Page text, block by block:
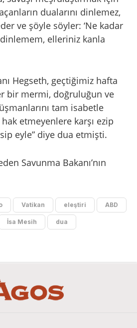
dualarını dinlemez,
ve şöyle söyler: ‘Ne kadar
elleriniz kanla
Hegseth, geçtiğimiz hafta
bir mermi, doğruluğun ve
tam isabetle
etmeyenlere karşı ezip
eyle” diye dua etmişti.
Savunma Bakanı’nın
Vatikan eleştiri ABD
İsa Mesih dua